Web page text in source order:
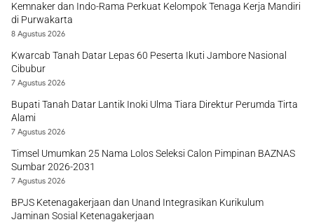
Kemnaker dan Indo-Rama Perkuat Kelompok Tenaga Kerja Mandiri
di Purwakarta
8 Agustus 2026
Kwarcab Tanah Datar Lepas 60 Peserta Ikuti Jambore Nasional
Cibubur
7 Agustus 2026
Bupati Tanah Datar Lantik Inoki Ulma Tiara Direktur Perumda Tirta
Alami
7 Agustus 2026
Timsel Umumkan 25 Nama Lolos Seleksi Calon Pimpinan BAZNAS
Sumbar 2026-2031
7 Agustus 2026
BPJS Ketenagakerjaan dan Unand Integrasikan Kurikulum
Jaminan Sosial Ketenagakerjaan